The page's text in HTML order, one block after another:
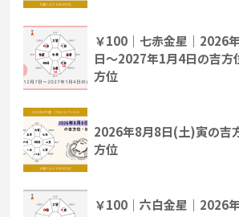
￥100｜七赤金星｜2026
日～2027年1月4日の吉方
方位
2026年8月8日(土)寅の吉
方位
￥100｜六白金星｜2026